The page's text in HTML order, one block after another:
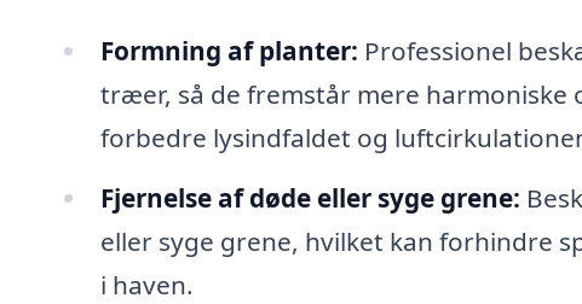
Formning af planter: Professionel
træer, så de fremstår mere harmoniske
forbedre lysindfaldet og
Fjernelse af døde eller syge grene:
eller syge grene, hvilket kan forhindre
i haven.